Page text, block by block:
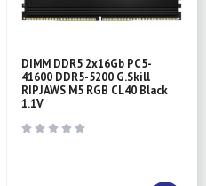
DIMM DDR5 2x16Gb PC5-
41600 DDR5-5200 G.Skill
RIPJAWS M5 RGB CL40 Black
1.1V